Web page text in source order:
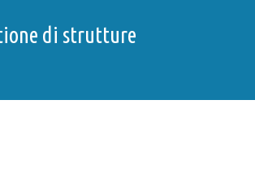
di strutture